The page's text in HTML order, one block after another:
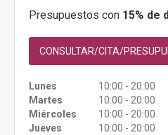
Presupuestos con 15% de
CONSULTAR/CITA/
Lunes
10:00 - 20:00
Martes
10:00 - 20:00
Miércoles
10:00 - 20:00
Jueves
10:00 - 20:00